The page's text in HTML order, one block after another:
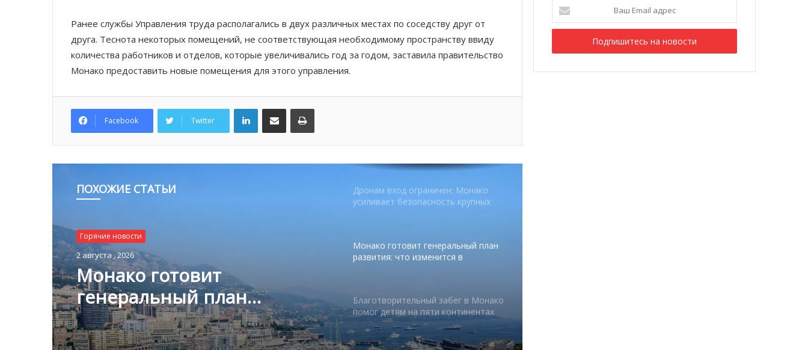
Ранее службы Управления труда располагались в двух различных местах по соседству друг от
друга. Теснота некоторых помещений, не соответствующая необходимому пространству ввиду
количества работников и отделов, которые увеличивались год за годом, заставила правительство
Монако предоставить новые помещения для этого управления.
Facebook Twitter
LinkedInПоделиться по электронной почте Распечатать
ПОХОЖИЕ СТАТЬИ
Горячие новости
2 августа , 2026
Монако готовит
генеральный план
развития: что изменится в
Княжестве
SBM и Be Safe Monaco продлили
партнёрство ради безопасных
летних ночей
FESTIVAL готовит вечер мирового
Дронам вход ограничен: Монако
усиливает безопасность крупных
Монако готовит генеральный план
развития: что изменится в
Благотворительный забег в Монако
помог детям на пяти континентах
Email
адрес